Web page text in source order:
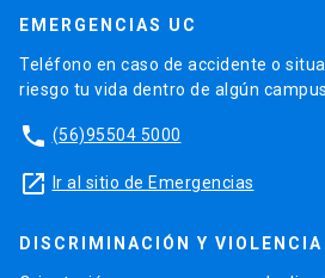
EMERGENCIAS UC
Teléfono en caso de accidente o
riesgo tu vida dentro de algún
phone (56)95504 5000
launch Ir al sitio de Emergencias
DISCRIMINACIÓN Y VIOLENCIA